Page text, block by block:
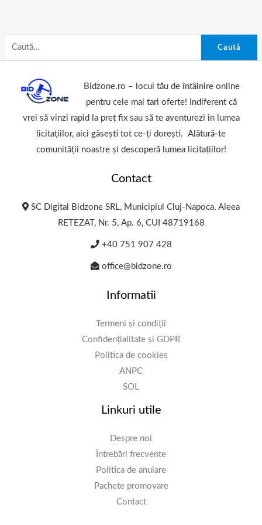
Caută
Bidzone.ro – locul tău de întâlnire online
pentru cele mai tari oferte! Indiferent că
vrei să vinzi rapid la preț fix sau să te aventurezi în lumea
licitațiilor, aici găsești tot ce-ți dorești. Alătură-te
comunității noastre și descoperă lumea licitațiilor!
Contact
SC Digital Bidzone SRL, Municipiul Cluj-Napoca, Aleea
RETEZAT, Nr. 5, Ap. 6, CUI 48719168
+40 751 907 428
office@bidzone.ro
Informatii
Termeni și condiții
Confidențialitate și GDPR
Politica de cookies
ANPC
SOL
Linkuri utile
Despre noi
Întrebări frecvente
Politica de anulare
Pachete promovare
Contact